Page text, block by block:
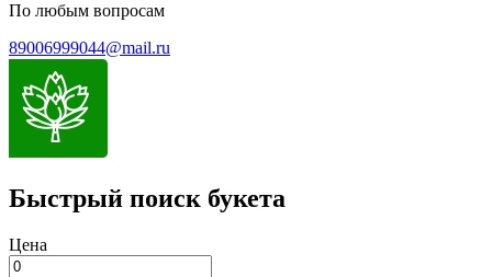
По любым вопросам
89006999044@mail.ru
Быстрый поиск букета
Цена